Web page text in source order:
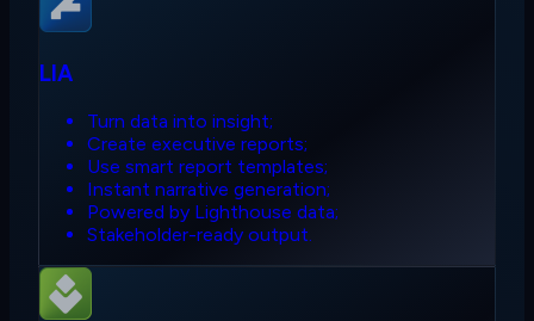
LIA
Turn data into insight;
Create executive reports;
Use smart report templates;
Instant narrative generation;
Powered by Lighthouse data;
Stakeholder-ready output.